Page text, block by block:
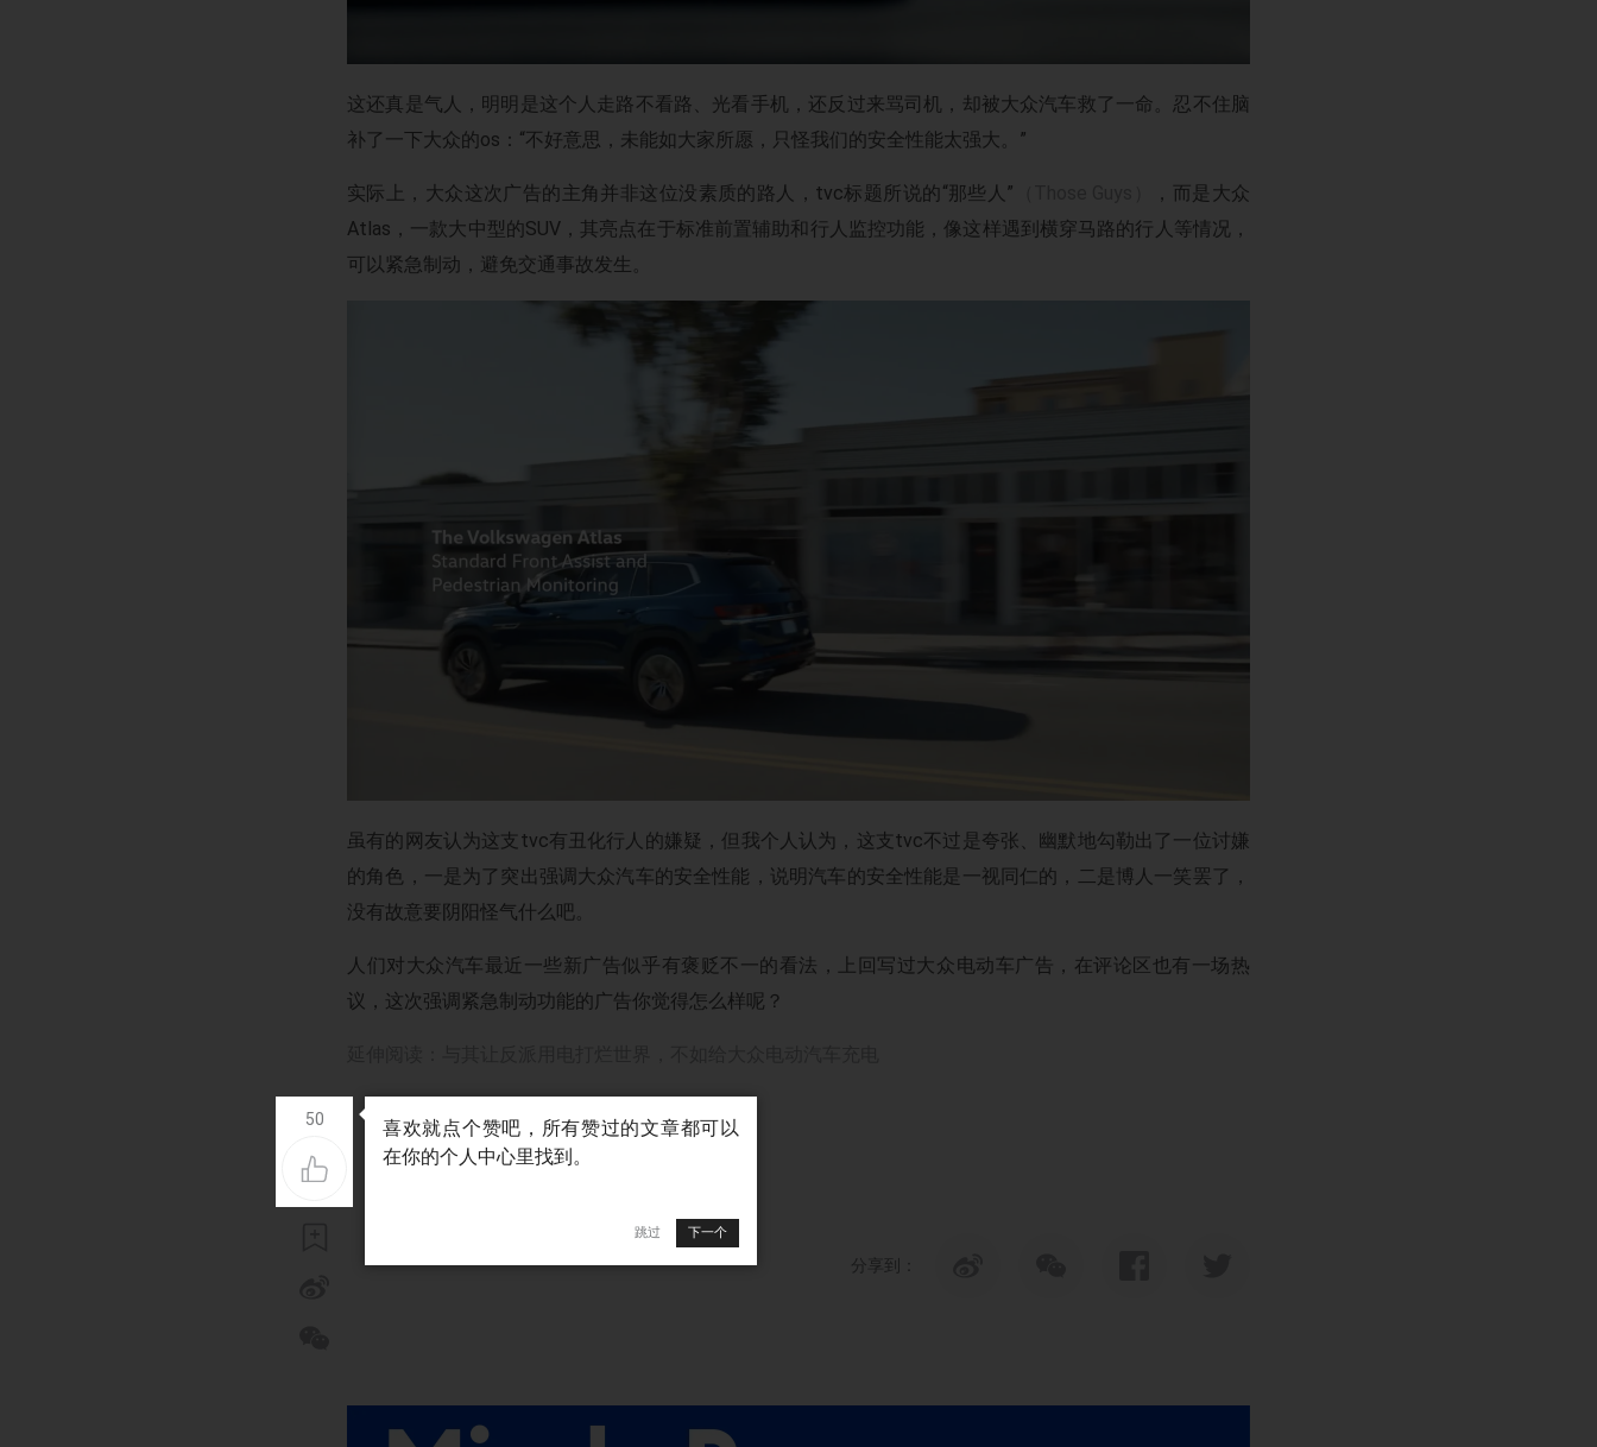
50
这还真是气人，明明是这个人走路不看路、光看手机，还反过来骂司机，却被大众汽车救了一命。忍不住脑
补了一下大众的os：“不好意思，未能如大家所愿，只怪我们的安全性能太强大。”
实际上，大众这次广告的主角并非这位没素质的路人，tvc标题所说的“那些人”
，而是大众
Atlas，一款大中型的SUV，其亮点在于标准前置辅助和行人监控功能，像这样遇到横穿马路的行人等情况，
可以紧急制动，避免交通事故发生。
虽有的网友认为这支tvc有丑化行人的嫌疑，但我个人认为，这支tvc不过是夸张、幽默地勾勒出了一位讨嫌
的角色，一是为了突出强调大众汽车的安全性能，说明汽车的安全性能是一视同仁的，二是博人一笑罢了，
没有故意要阴阳怪气什么吧。
人们对大众汽车最近一些新广告似乎有褒贬不一的看法，上回写过大众电动车广告，在评论区也有一场热
议，这次强调紧急制动功能的广告你觉得怎么样呢？
分享到：
跳过 下一个